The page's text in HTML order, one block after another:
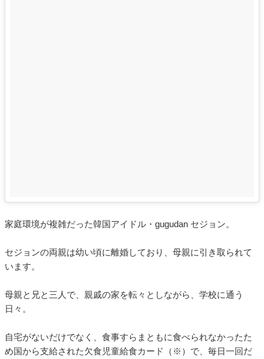
家庭環境が複雑だった韓国アイドル・gugudan セジョン。
セジョンの両親は幼い頃に離婚しており、母親に引き取られて
います。
母親と兄と三人で、親戚の家を転々としながら、学校に通う
日々。
自宅がないだけでなく、食事すらまともに食べられなかったた
め国から支給された欠食児童給食カード（※）で、毎日一回だ